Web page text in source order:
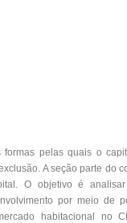
pelas quais o
A seção parte do
O objetivo é
por meio de
habitacional no